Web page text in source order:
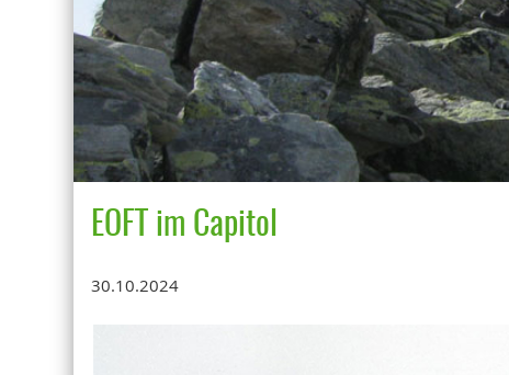
EOFT im Capitol
30.10.2024